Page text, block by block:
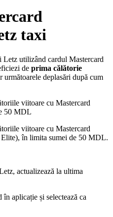
taxi
Letz utilizând cardul Mastercard
de prima călătorie
deplasări după cum
viitoare cu Mastercard
50 MDL
viitoare cu Mastercard
în limita sumei de 50 MDL.
actualizează la ultima
aplicație și selectează ca